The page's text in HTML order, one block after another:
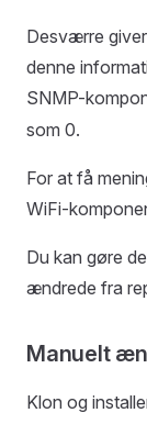
Desværre
denne
SNMP-
som 0.
For at få
WiFi-
Du kan gøre
ændrede fra
Manuelt
Klon og